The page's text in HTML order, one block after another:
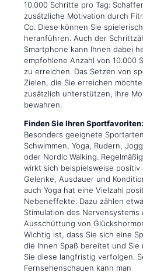
10.000 Schritte pro Tag:
zusätzliche Motivation durch
Co. Diese können Sie
heranführen. Auch der
Smartphone kann Ihnen dabei
empfohlene Anzahl von 10.000
zu erreichen. Das Setzen von
Zielen, die Sie erreichen
zusätzlich unterstützen, Ihre
bewahren.
Finden Sie Ihren Sportfavoriten:
Besonders geeignete
Schwimmen, Yoga, Rudern,
oder Nordic Walking.
wirkt sich beispielsweise positiv
Gelenke, Ausdauer und
auch Yoga hat eine Vielzahl
Nebeneffekte. Dazu zählen
Stimulation des Nervensystems
Ausschüttung von
Wichtig ist, dass Sie sich eine
die Ihnen Spaß bereitet und Sie
Sie diese langfristig verfolgen.
Fernsehenschauen kann man